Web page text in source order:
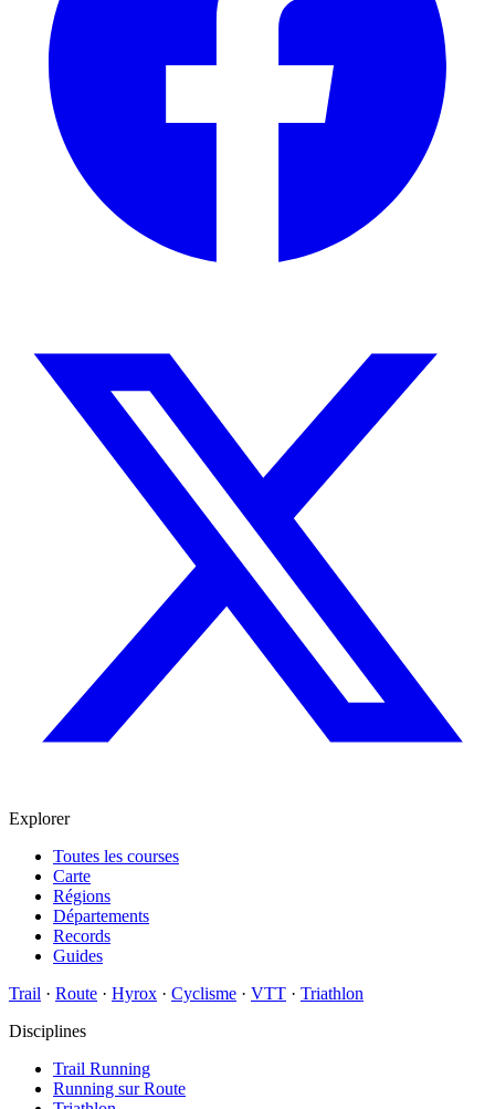
Explorer
Toutes les courses
Carte
Régions
Départements
Records
Guides
Trail · Route · Hyrox · Cyclisme · VTT · Triathlon
Disciplines
Trail Running
Running sur Route